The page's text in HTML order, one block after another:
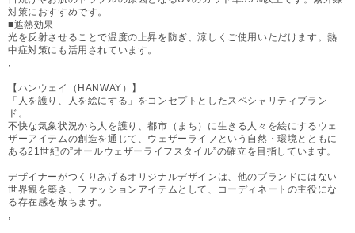
対策におすすめです。
■遮熱効果
光を反射させることで温度の上昇を防ぎ、涼しくご使用いただけます。熱
中症対策にも活用されています。
【ハンウェイ（HANWAY）】
「人を護り、人を絵にする」をコンセプトとしたスペシャリティブラン
ド。
不快な気象状況から人を護り、都市（まち）に生きる人々を絵にするウェ
ザーアイテムの創造を通じて、ウェザーライフという自然・環境とともに
ある21世紀の”オールウェザーライフスタイル”の確立を目指しています。
デザイナーがつくりあげるオリジナルデザインは、他のブランドにはない
世界観を築き、ファッションアイテムとして、コーディネートの主役にな
る存在感を放ちます。